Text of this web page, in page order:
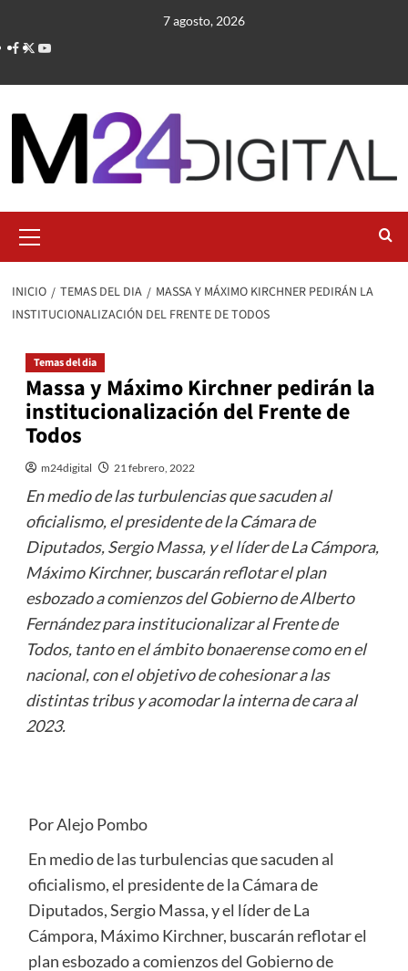
contenido
7 agosto, 2026
primario
INICIO TEMAS DEL DIA
MASSA Y MÁXIMO KIRCHNER PEDIRÁN LA
INSTITUCIONALIZACIÓN DEL FRENTE DE TODOS
Temas del dia
Massa y Máximo Kirchner pedirán la
institucionalización del Frente de
Todos
m24digital 21 febrero, 2022
En medio de las turbulencias que sacuden al
oficialismo, el presidente de la Cámara de
Diputados, Sergio Massa, y el líder de La Cámpora,
Máximo Kirchner, buscarán reflotar el plan
esbozado a comienzos del Gobierno de Alberto
Fernández para institucionalizar al Frente de
Todos, tanto en el ámbito bonaerense como en el
nacional, con el objetivo de cohesionar a las
distintas tribus y acomodar la interna de cara al
2023.
Por Alejo Pombo
En medio de las turbulencias que sacuden al
oficialismo, el presidente de la Cámara de
Diputados, Sergio Massa, y el líder de La
Cámpora, Máximo Kirchner, buscarán reflotar el
plan esbozado a comienzos del Gobierno de